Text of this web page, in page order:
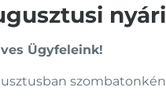
Ügyfeleink!